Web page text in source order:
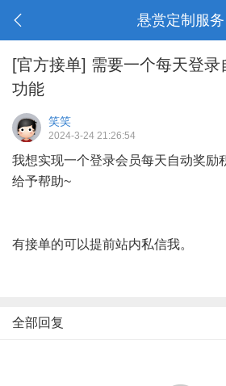
悬赏定制服务
[官方接单] 需要一个每天登
功能
笑笑
2024-3-24 21:26:54
我想实现一个登录会员每天自动奖励
给予帮助~
有接单的可以提前站内私信我。
全部回复